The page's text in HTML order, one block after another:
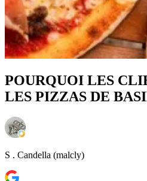
POURQUOI LES
LES PIZZAS DE
S . Candella (malcly)